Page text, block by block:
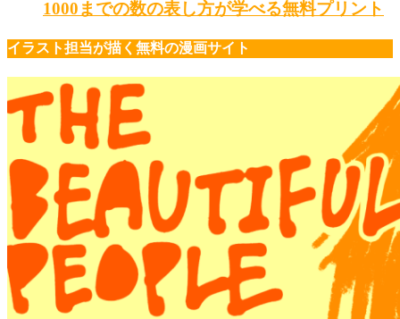
1000までの数の表し方が学べる無料プリント
イラスト担当が描く無料の漫画サイト